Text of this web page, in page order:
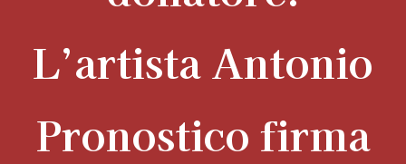
L’artista Antonio
Pronostico firma